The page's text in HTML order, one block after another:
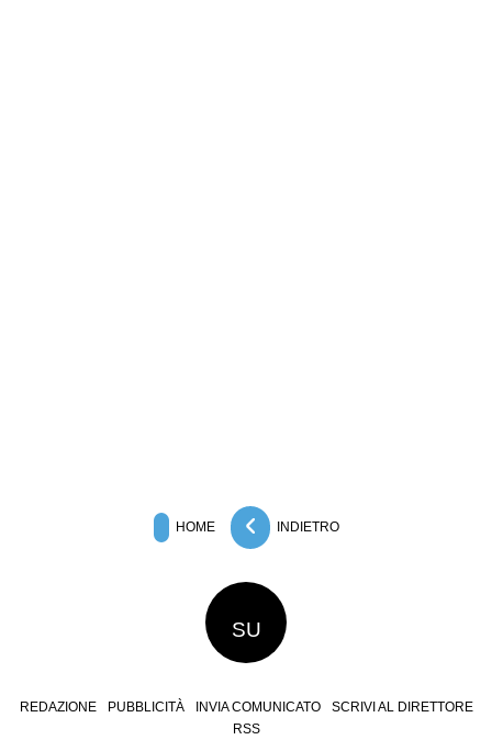
HOME INDIETRO
SU
REDAZIONE PUBBLICITÀ INVIA COMUNICATO
SCRIVI AL DIRETTORE
RSS